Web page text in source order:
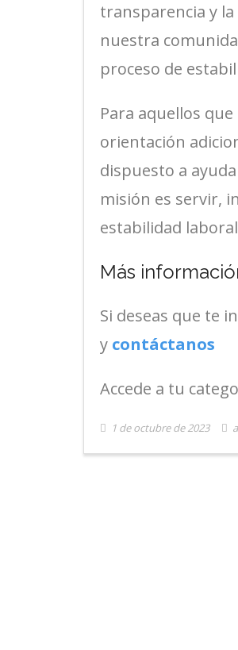
transparencia y
nuestra
proceso de
Para aquellos
orientación
dispuesto a
misión es servir,
estabilidad
Más
Si deseas que te
y contáctanos
Accede a tu
1 de octubre de 2023